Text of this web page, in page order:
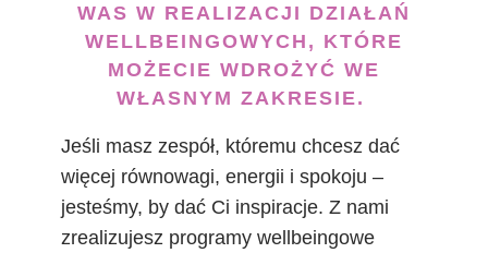
WAS W REALIZACJI DZIAŁAŃ
WELLBEINGOWYCH, KTÓRE
MOŻECIE WDROŻYĆ WE
WŁASNYM ZAKRESIE.
Jeśli masz zespół, któremu chcesz dać
więcej równowagi, energii i spokoju –
jesteśmy, by dać Ci inspiracje. Z nami
zrealizujesz programy wellbeingowe